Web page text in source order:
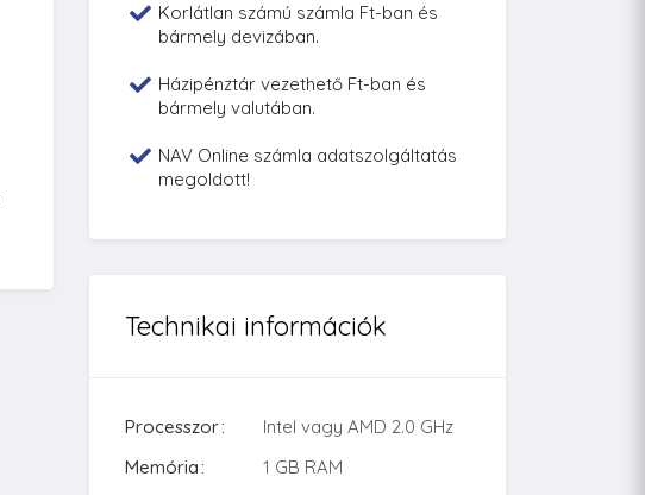
Korlátlan számú számla Ft-ban és
bármely devizában.
Házipénztár vezethető Ft-ban és
bármely valutában.
NAV Online számla adatszolgáltatás
megoldott!
Technikai információk
Processzor
Intel vagy AMD 2.0 GHz
Memória
1 GB RAM